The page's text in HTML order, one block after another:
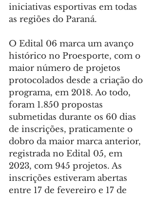
iniciativas esportivas em todas
as regiões do Paraná.
O Edital 06 marca um avanço
histórico no Proesporte, com o
maior número de projetos
protocolados desde a criação do
programa, em 2018. Ao todo,
foram 1.850 propostas
submetidas durante os 60 dias
de inscrições, praticamente o
dobro da maior marca anterior,
registrada no Edital 05, em
2023, com 945 projetos. As
inscrições estiveram abertas
entre 17 de fevereiro e 17 de